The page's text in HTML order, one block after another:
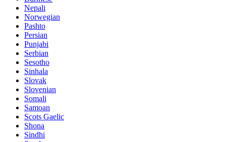
Nepali
Norwegian
Pashto
Persian
Punjabi
Serbian
Sesotho
Sinhala
Slovak
Slovenian
Somali
Samoan
Scots Gaelic
Shona
Sindhi